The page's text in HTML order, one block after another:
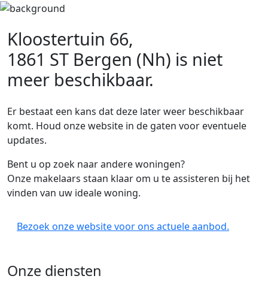
Kloostertuin 66,
1861 ST Bergen (Nh) is niet
meer beschikbaar.
Er bestaat een kans dat deze later weer beschikbaar
komt. Houd onze website in de gaten voor eventuele
updates.
Bent u op zoek naar andere woningen?
Onze makelaars staan klaar om u te assisteren bij het
vinden van uw ideale woning.
Bezoek onze website voor ons actuele aanbod.
Onze diensten